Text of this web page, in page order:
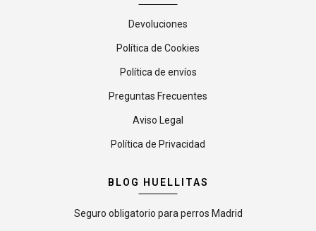
Devoluciones
Política de Cookies
Política de envíos
Preguntas Frecuentes
Aviso Legal
Política de Privacidad
BLOG HUELLITAS
Seguro obligatorio para perros Madrid